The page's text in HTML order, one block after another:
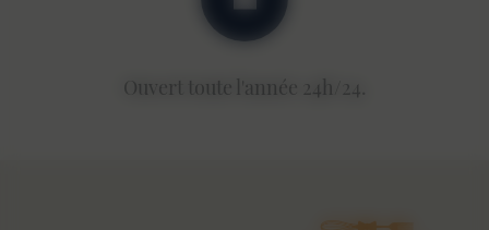
Ouvert toute l'année 24h/24.